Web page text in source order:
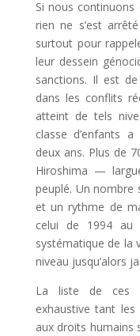
Si nous continuons
rien ne s’est
surtout pour
leur dessein
sanctions. Il est
dans les conflits
atteint de tels
classe d’enfants
deux ans. Plus de
Hiroshima —
peuplé. Un nombre
et un rythme de
celui de 1994 au
systématique de la
niveau jusqu’alors
La liste de ces
exhaustive tant
aux droits humains